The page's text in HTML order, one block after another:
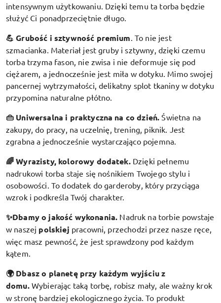
intensywnym użytkowaniu. Dzięki temu ta torba będzie
służyć Ci ponadprzeciętnie długo.
💪 Grubość i sztywność premium To nie jest
szmacianka. Materiał jest gruby i sztywny, dzięki czemu
torba trzyma fason, nie zwisa i nie deformuje się pod
ciężarem, a jednocześnie jest miła w dotyku. Mimo swojej
pancernej wytrzymałości, delikatny splot tkaniny w dotyku
przypomina naturalne płótno.
👜 Uniwersalna i praktyczna na co dzień. Świetna na
zakupy, do pracy, na uczelnię, trening, piknik. Jest
zgrabna a jednocześnie wystarczająco pojemna.
🌈 Wyrazisty, kolorowy dodatek. Dzięki pełnemu
nadrukowi torba staje się nośnikiem Twojego stylu i
osobowości. To dodatek do garderoby, który przyciąga
wzrok i podkreśla Twój charakter.
✨Dbamy o jakość wykonania. Nadruk na torbie powstaje
w naszej polskiej pracowni, przechodzi przez nasze ręce,
więc masz pewność, że jest sprawdzony pod każdym
kątem.
🌍 Dbasz o planetę przy każdym wyjściu z
domu. Wybierając taką torbę, robisz mały, ale ważny krok
w stronę bardziej ekologicznego życia. To produkt